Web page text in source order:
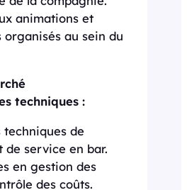
animations et
organisés au sein du
techniques :
techniques de
de service en bar.
en gestion des
des coûts.